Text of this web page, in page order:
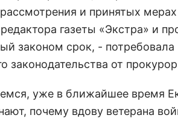
рассмотрения и принятых
газеты «Экстра» и
законом срок, -
законодательства от
уже в ближайшее время
почему вдову ветерана